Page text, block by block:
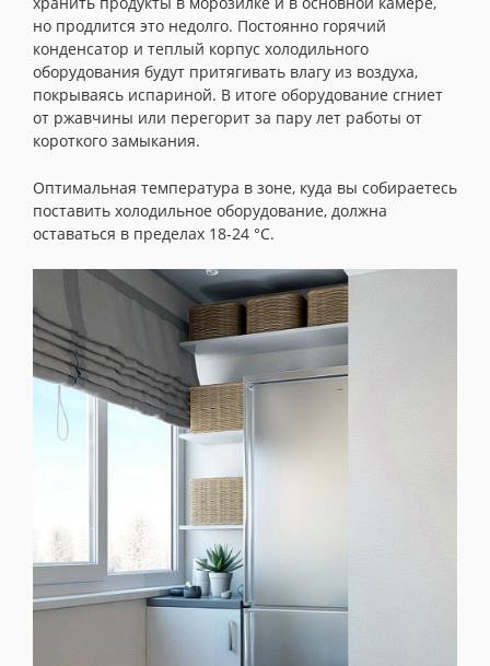
но продлится это недолго. Постоянно горячий
конденсатор и теплый корпус холодильного
оборудования будут притягивать влагу из воздуха,
покрываясь испариной. В итоге оборудование сгниет
от ржавчины или перегорит за пару лет работы от
короткого замыкания.
Оптимальная температура в зоне, куда вы собираетесь
поставить холодильное оборудование, должна
оставаться в пределах 18-24 °C.